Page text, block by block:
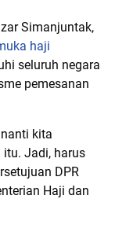
Simanjuntak,
haji
seluruh negara
pemesanan
kita
itu. Jadi, harus
DPR
Haji dan